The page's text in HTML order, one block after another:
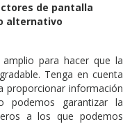
de pantalla
alternativo
para hacer que la
Tenga en cuenta
proporcionar información
podemos garantizar la
a los que podemos